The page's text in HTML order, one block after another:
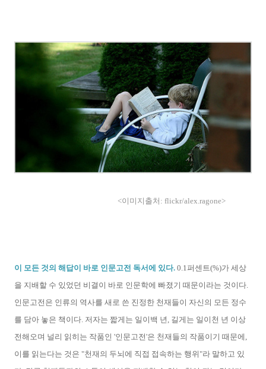
<이미지출처: flickr/alex.ragone>
이 모든 것의 해답이 바로 인문고전 독서에 있다. 0.1퍼센트(%)가 세상
을 지배할 수 있었던 비결이 바로 인문학에 빠졌기 때문이라는 것이다.
인문고전은 인류의 역사를 새로 쓴 진정한 천재들이 자신의 모든 정수
를 담아 놓은 책이다. 저자는 짧게는 일이백 년, 길게는 일이천 년 이상
전해오며 널리 읽히는 작품인 '인문고전'은 천재들의 작품이기 때문에,
이를 읽는다는 것은 "천재의 두뇌에 직접 접속하는 행위"라 말하고 있